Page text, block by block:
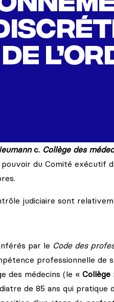
c. Collège des
du Comité exécutif
judiciaire sont
par le Code des
professionnelle de
des médecins (le « Collège
de 85 ans qui